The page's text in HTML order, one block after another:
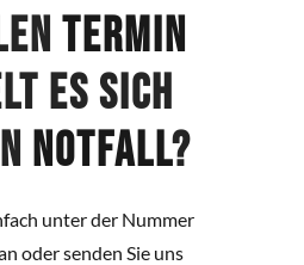
Termin
es sich
Notfall?
unter der Nummer
oder senden Sie uns